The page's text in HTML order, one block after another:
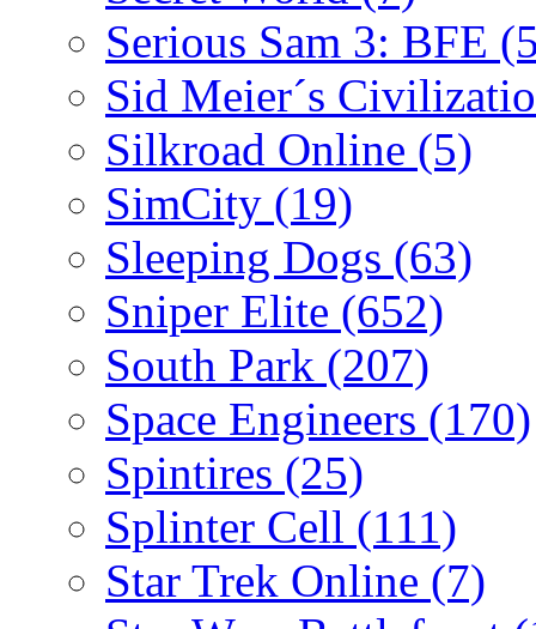
Serious Sam 3: BFE
Sid Meier´s
Silkroad Online (5)
SimCity (19)
Sleeping Dogs (63)
Sniper Elite (652)
South Park (207)
Space Engineers (170)
Spintires (25)
Splinter Cell (111)
Star Trek Online (7)